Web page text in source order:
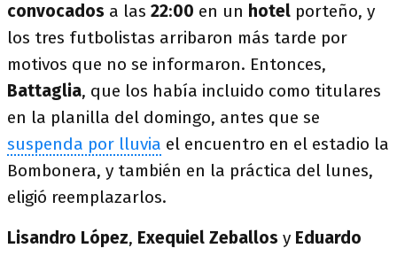
convocados a las 22:00 en un hotel porteño, y
los tres futbolistas arribaron más tarde por
motivos que no se informaron. Entonces,
Battaglia, que los había incluido como titulares
en la planilla del domingo, antes que se
suspenda por lluvia el encuentro en el estadio la
Bombonera, y también en la práctica del lunes,
eligió reemplazarlos.
Lisandro López, Exequiel Zeballos y Eduardo